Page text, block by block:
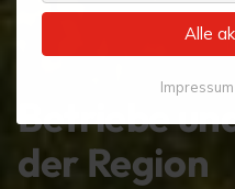
Betriebe
der Region
Alle
Impressum